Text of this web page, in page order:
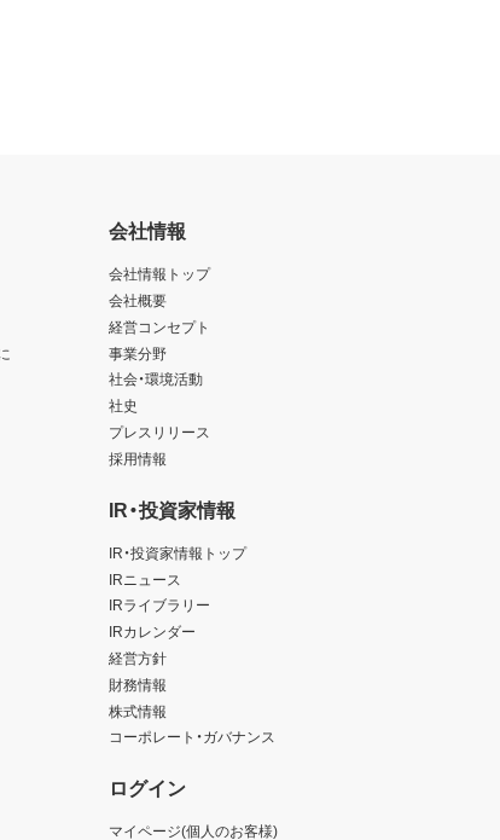
会社情報
会社情報トップ
会社概要
経営コンセプト
事業分野
社会・環境活動
社史
プレスリリース
採用情報
IR・投資家情報
IR・投資家情報トップ
IRニュース
IRライブラリー
IRカレンダー
経営方針
財務情報
株式情報
コーポレート・ガバナンス
ログイン
マイページ(個人のお客様)